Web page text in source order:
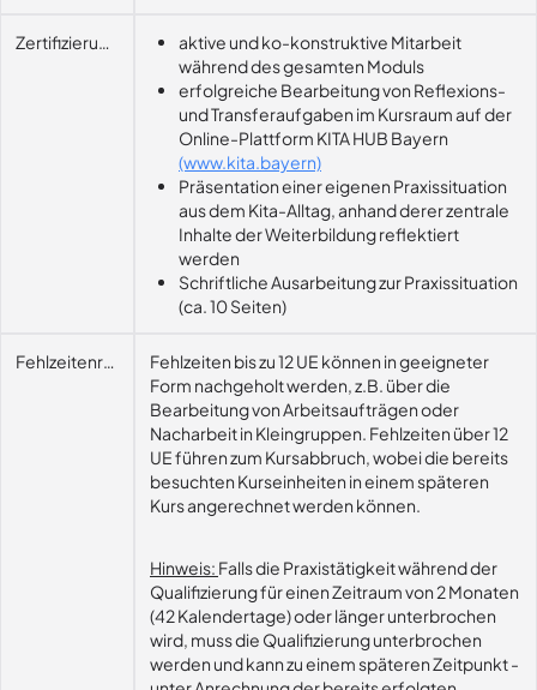
Zertifizierungsvoraussetzungaktive und ko-konstruktive Mitarbeit
während des gesamten Moduls
erfolgreiche Bearbeitung von Reflexions-
und Transferaufgaben im Kursraum auf der
Online-Plattform KITA HUB Bayern
(www.kita.bayern)
Präsentation einer eigenen Praxissituation
aus dem Kita-Alltag, anhand derer zentrale
Inhalte der Weiterbildung reflektiert
werden
Schriftliche Ausarbeitung zur Praxissituation
(ca. 10 Seiten)
FehlzeitenregelungFehlzeiten bis zu 12 UE können in geeigneter
Form nachgeholt werden, z.B. über die
Bearbeitung von Arbeitsaufträgen oder
Nacharbeit in Kleingruppen. Fehlzeiten über 12
UE führen zum Kursabbruch, wobei die bereits
besuchten Kurseinheiten in einem späteren
Kurs angerechnet werden können.
Hinweis: Falls die Praxistätigkeit während der
Qualifizierung für einen Zeitraum von 2 Monaten
(42 Kalendertage) oder länger unterbrochen
wird, muss die Qualifizierung unterbrochen
werden und kann zu einem späteren Zeitpunkt -